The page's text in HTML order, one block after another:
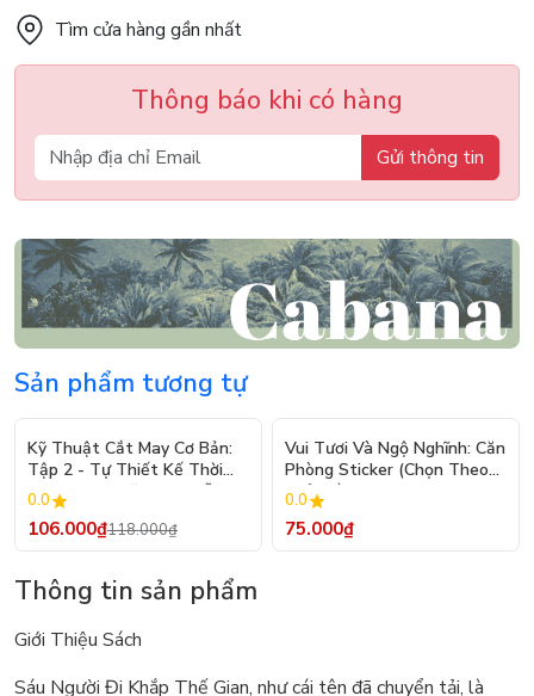
Tìm cửa hàng gần nhất
Thông báo khi có hàng
Gửi thông tin
Sản phẩm tương tự
- 10%
Kỹ Thuật Cắt May Cơ Bản:
Tập 2 - Tự Thiết Kế Thời
Trang Nam Nữ - Tạo Mẫu
Rập - Kỹ Thuật Nhảy Size
0.0
106.000₫118.000₫
Vui Tươi Và Ngộ Nghĩnh: Căn
Phòng Sticker (Chọn Theo
Chủ Đề) - Hơn 250 Sticker
0.0
75.000₫
Thông tin sản phẩm
Giới Thiệu Sách
Sáu Người Đi Khắp Thế Gian, như cái tên đã chuyển tải, là